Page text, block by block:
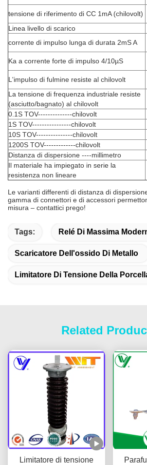
tensione di riferimento di CC 1mA (chilovolt)
Linea livello di scarico
corrente di impulso lunga di durata 2mS A
Ka a corrente forte di impulso 4/10µS
L'impulso di fulmine resiste al chilovolt
La tensione di frequenza industriale resiste
(asciutto/bagnato) al chilovolt
0.1S TOV--------------chilovolt
1S TOV----------------chilovolt
10S TOV---------------chilovolt
1200S TOV-------------chilovolt
Distanza di dispersione ----millimetro
Il materiale ha impiegato in serie la
resistenza non lineare
Le varianti differenti di distanza di
gamma di connettori e di accessori
misura – contattici prego!
Tags: Relé Di Massima
Scaricatore Dell'ossido Di Metallo
Limitatore Di Tensione Della
Related
Limitatore di tensione